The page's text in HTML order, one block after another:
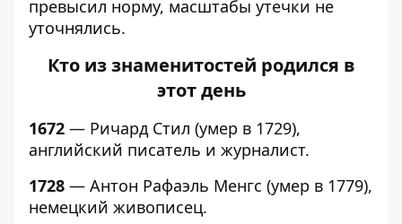
превысил норму, масштабы утечки не
уточнялись.
Кто из знаменитостей родился в
этот день
1672 — Ричард Стил (умер в 1729),
английский писатель и журналист.
1728 — Антон Рафаэль Менгс (умер в 1779),
немецкий живописец.